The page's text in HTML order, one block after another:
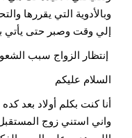
وبالأدوية التي يقررها
إلي وقت وصبر حتى يأتي
إنتظار الزواج سبب
السلام عليكم
أنا كنت بكلم أولاد بعد
واني استني زوج